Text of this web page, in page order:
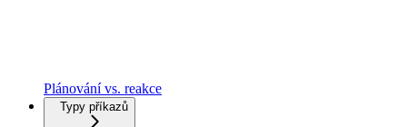
Plánování vs. reakce
Typy příkazů